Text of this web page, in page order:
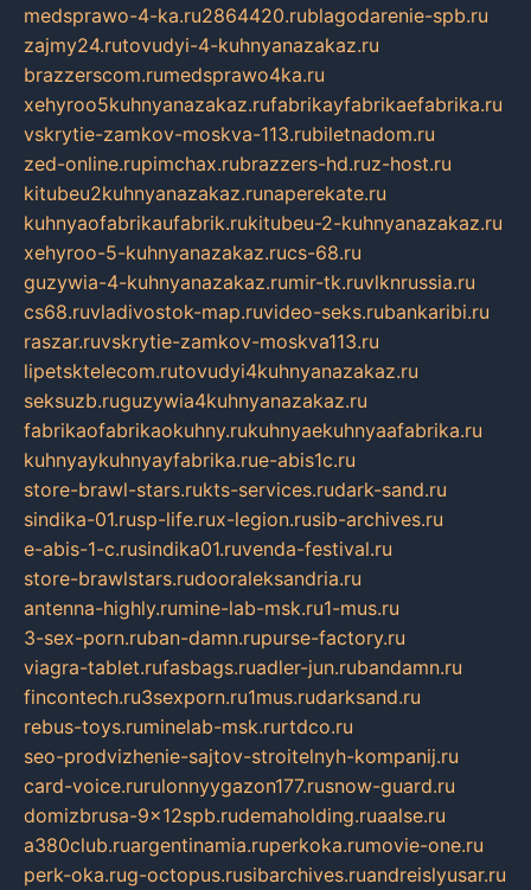
medsprawo-4-ka.ru2864420.rublagodarenie-spb.ru
zajmy24.rutovudyi-4-kuhnyanazakaz.ru
brazzerscom.rumedsprawo4ka.ru
xehyroo5kuhnyanazakaz.rufabrikayfabrikaefabrika.ru
vskrytie-zamkov-moskva-113.rubiletnadom.ru
zed-online.rupimchax.rubrazzers-hd.ruz-host.ru
kitubeu2kuhnyanazakaz.runaperekate.ru
kuhnyaofabrikaufabrik.rukitubeu-2-kuhnyanazakaz.ru
xehyroo-5-kuhnyanazakaz.rucs-68.ru
guzywia-4-kuhnyanazakaz.rumir-tk.ruvlknrussia.ru
cs68.ruvladivostok-map.ruvideo-seks.rubankaribi.ru
raszar.ruvskrytie-zamkov-moskva113.ru
lipetsktelecom.rutovudyi4kuhnyanazakaz.ru
seksuzb.ruguzywia4kuhnyanazakaz.ru
fabrikaofabrikaokuhny.rukuhnyaekuhnyaafabrika.ru
kuhnyaykuhnyayfabrika.rue-abis1c.ru
store-brawl-stars.rukts-services.rudark-sand.ru
sindika-01.rusp-life.rux-legion.rusib-archives.ru
e-abis-1-c.rusindika01.ruvenda-festival.ru
store-brawlstars.rudooraleksandria.ru
antenna-highly.rumine-lab-msk.ru1-mus.ru
3-sex-porn.ruban-damn.rupurse-factory.ru
viagra-tablet.rufasbags.ruadler-jun.rubandamn.ru
fincontech.ru3sexporn.ru1mus.rudarksand.ru
rebus-toys.ruminelab-msk.rurtdco.ru
seo-prodvizhenie-sajtov-stroitelnyh-kompanij.ru
card-voice.rurulonnyygazon177.rusnow-guard.ru
domizbrusa-9x12spb.rudemaholding.ruaalse.ru
a380club.ruargentinamia.ruperkoka.rumovie-one.ru
perk-oka.rug-octopus.rusibarchives.ruandreislyusar.ru